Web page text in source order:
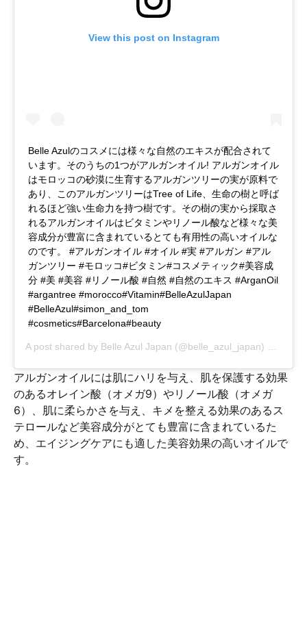
View this post on Instagram
Belle Azulのコスメには様々な自然のエキスが配合されて
います。そのうちの1つがアルガンオイル! アルガンオイル
はモロッコの砂漠に生育するアルガンツリーの実が原料で
あり、このアルガンツリーはTree of Life、生命の樹と呼ば
れるほど強い生命力を持つ樹です。その樹の実から採取さ
れるアルガンオイルはビタミンやリノール酸など様々な美
容成分が豊富に含まれているとても有用性の高いオイルな
のです。 #アルガンオイル #オイル #実 #アルガン #アル
ガンツリー #モロッコ#ビタミン#コスメティック#美容成
分 #美 #美容 #リノール酸 #自然 #自然のエキス #ArganOil
#argantree #morocco#Vitamin#BelleAzulJapan
#BelleAzul#simon_and_tom
#cosmetics#Barcelona#beauty
A post shared by Belle Azul Japan (@belle_azul_japan) on
アルガンオイルには肌にハリを与え、肌を保護する効果
のあるオレイン酸（オメガ9）やリノール酸（オメガ
6）、肌に柔らかさを与え、キメを整える効果のあるス
テロールなど美容成分がとても豊富に含まれているた
め、エイジングケアにも適した美容効果の高いオイルで
す。